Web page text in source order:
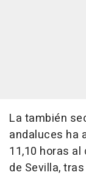
La también
andaluces ha
11,10 horas al
de Sevilla,